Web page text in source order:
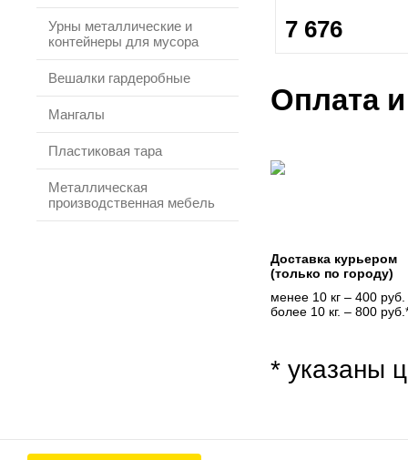
Урны металлические и
контейнеры для мусора
Вешалки гардеробные
Мангалы
Пластиковая тара
Металлическая
производственная мебель
7 676
Оплата
Доставка курьером
(только по городу)
менее 10 кг – 400 руб.
более 10 кг. – 800
* указаны